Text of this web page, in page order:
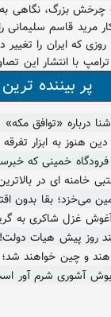
چرخش بزرگ، نگاهی
مرید قاسم سلیمانی
که ایران را تغییر
با انتشار این
پر بیننده
درباره «توافق مکه»
هنوز به ابزار
خمینی که
خامنه ای در
می‌خزد؛ بقا بدون
غزل شاکری به
روز پیش هیات دولت!
و چین خواهند شد؛
داریوش آشوری شرم